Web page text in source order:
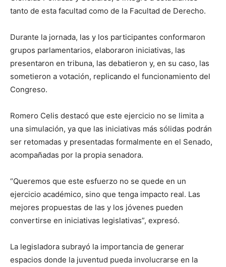
tanto de esta facultad como de la Facultad de Derecho.
Durante la jornada, las y los participantes conformaron
grupos parlamentarios, elaboraron iniciativas, las
presentaron en tribuna, las debatieron y, en su caso, las
sometieron a votación, replicando el funcionamiento del
Congreso.
Romero Celis destacó que este ejercicio no se limita a
una simulación, ya que las iniciativas más sólidas podrán
ser retomadas y presentadas formalmente en el Senado,
acompañadas por la propia senadora.
“Queremos que este esfuerzo no se quede en un
ejercicio académico, sino que tenga impacto real. Las
mejores propuestas de las y los jóvenes pueden
convertirse en iniciativas legislativas”, expresó.
La legisladora subrayó la importancia de generar
espacios donde la juventud pueda involucrarse en la